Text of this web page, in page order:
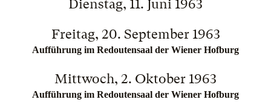
Dienstag, 11. Juni 1963
Freitag, 20. September 1963
Aufführung im Redoutensaal der Wiener Hofburg
Mittwoch, 2. Oktober 1963
Aufführung im Redoutensaal der Wiener Hofburg